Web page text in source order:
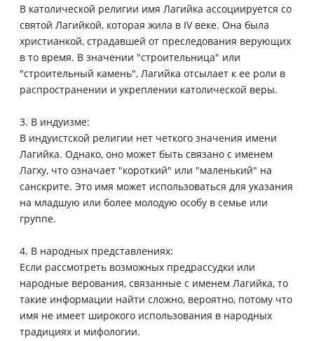
В католической религии имя Лагийка ассоциируется со
святой Лагийкой, которая жила в IV веке. Она была
христианкой, страдавшей от преследования верующих
в то время. В значении "строительница" или
"строительный камень", Лагийка отсылает к ее роли в
распространении и укреплении католической веры.
3. В индуизме:
В индуистской религии нет четкого значения имени
Лагийка. Однако, оно может быть связано с именем
Лагху, что означает "короткий" или "маленький" на
санскрите. Это имя может использоваться для указания
на младшую или более молодую особу в семье или
группе.
4. В народных представлениях:
Если рассмотреть возможных предрассудки или
народные верования, связанные с именем Лагийка, то
такие информации найти сложно, вероятно, потому что
имя не имеет широкого использования в народных
традициях и мифологии.